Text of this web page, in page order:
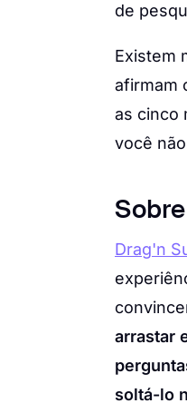
de
Existem
afirmam
as cinco
você
Drag'n
arrastar
soltá-lo